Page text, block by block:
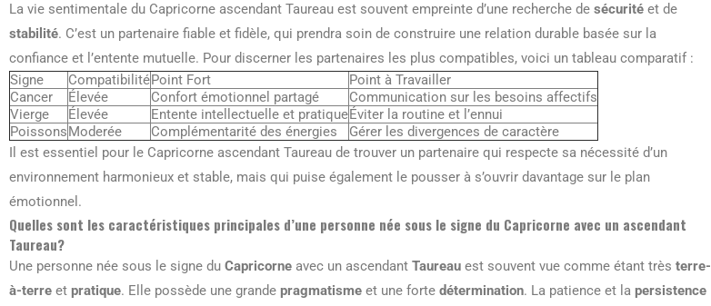
La vie sentimentale du Capricorne ascendant Taureau est souvent empreinte d’une recherche de sécurité et de
stabilité. C’est un partenaire fiable et fidèle, qui prendra soin de construire une relation durable basée sur la
confiance et l’entente mutuelle. Pour discerner les partenaires les plus compatibles, voici un tableau comparatif :
Signe
CompatibilitéPoint Fort
Point à Travailler
Cancer
Élevée Confort émotionnel partagé
Communication sur les besoins affectifs
Vierge
Élevée Entente intellectuelle et pratiqueÉviter la routine et l’ennui
PoissonsModerée Complémentarité des énergies
Gérer les divergences de caractère
Il est essentiel pour le Capricorne ascendant Taureau de trouver un partenaire qui respecte sa nécessité d’un
environnement harmonieux et stable, mais qui puise également le pousser à s’ouvrir davantage sur le plan
émotionnel.
Quelles sont les caractéristiques principales d’une personne née sous le signe du Capricorne avec un ascendant
Taureau?
Une personne née sous le signe du Capricorne avec un ascendant Taureau est souvent vue comme étant très terre-
à-terre et pratique. Elle possède une grande pragmatisme et une forte détermination. La patience et la persistence